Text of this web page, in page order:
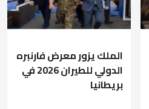
الملك يزور معرض فارنبره
الدولي للطيران 2026 في
بريطانيا